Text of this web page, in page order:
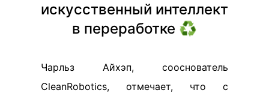
искусственный интеллект
в переработке ♻️
Чарльз Айхэп, сооснователь
CleanRobotics, отмечает, что с